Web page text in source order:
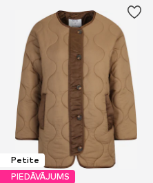
Petite
PIEDĀVĀJUMS